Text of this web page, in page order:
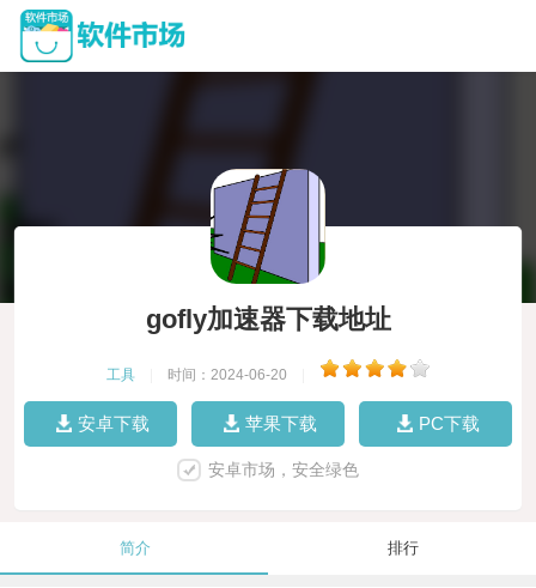
gofly加速器下载地址
工具 时间：2024-06-20
安卓下载 苹果下载 PC下载
安卓市场，安全绿色
简介 排行